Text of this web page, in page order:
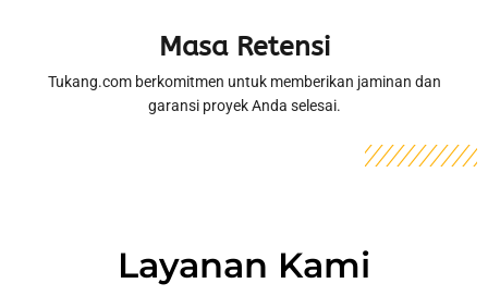
Masa Retensi
Tukang.com berkomitmen untuk memberikan jaminan dan
garansi proyek Anda selesai.
Layanan Kami